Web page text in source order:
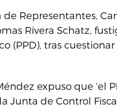
Representantes,
Rivera Schatz,
(PPD), tras
expuso que ‘el
Junta de Control